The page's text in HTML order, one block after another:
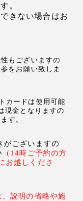
。
きない場合はお
もございますの
をお願い致しま
ードは使用可能
現金となりますの
す。
がございますの
（14時ご予約の方
お越しくださ
説明の省略や施